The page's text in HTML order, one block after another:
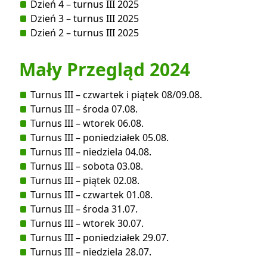
Dzień 4 – turnus III 2025
Dzień 3 – turnus III 2025
Dzień 2 – turnus III 2025
Mały Przegląd 2024
Turnus III – czwartek i piątek 08/09.08.
Turnus III – środa 07.08.
Turnus III – wtorek 06.08.
Turnus III – poniedziałek 05.08.
Turnus III – niedziela 04.08.
Turnus III – sobota 03.08.
Turnus III – piątek 02.08.
Turnus III – czwartek 01.08.
Turnus III – środa 31.07.
Turnus III – wtorek 30.07.
Turnus III – poniedziałek 29.07.
Turnus III – niedziela 28.07.